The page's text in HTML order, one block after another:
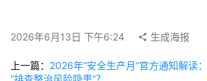
2026年6月13日 下午6:24 生成海报
上一篇： 2026年“安全生产月”官方通知解读
“排查整治风险隐患”？